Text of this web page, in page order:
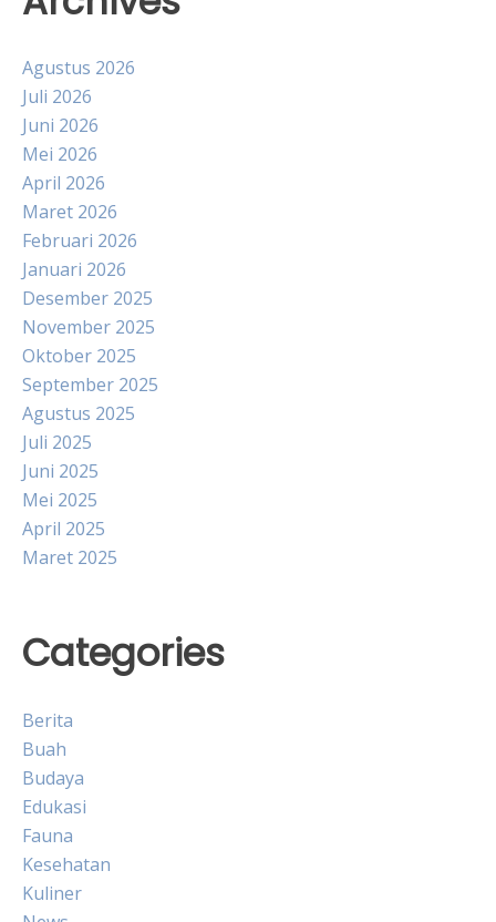
Agustus 2026
Juli 2026
Juni 2026
Mei 2026
April 2026
Maret 2026
Februari 2026
Januari 2026
Desember 2025
November 2025
Oktober 2025
September 2025
Agustus 2025
Juli 2025
Juni 2025
Mei 2025
April 2025
Maret 2025
Categories
Berita
Buah
Budaya
Edukasi
Fauna
Kesehatan
Kuliner